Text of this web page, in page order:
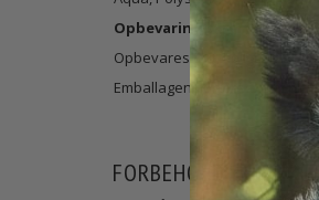
Opbevaring og emballage
Opbevares tørt, køligt og
Emballagen sorteres som
FORBEHOLD FOR